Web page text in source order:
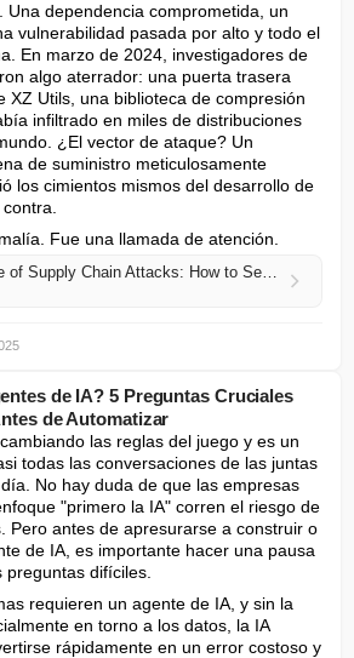
Una dependencia comprometida, un
vulnerabilidad pasada por alto y todo el
En marzo de 2024, investigadores de
algo aterrador: una puerta trasera
XZ Utils, una biblioteca de compresión
infiltrado en miles de distribuciones
¿El vector de ataque? Un
de suministro meticulosamente
los cimientos mismos del desarrollo de
Fue una llamada de atención.
CI/CD in the Age of Supply Chain Attacks: How to Secure Every Commit
de IA? 5 Preguntas Cruciales
de Automatizar
las reglas del juego y es un
todas las conversaciones de las juntas
No hay duda de que las empresas
"primero la IA" corren el riesgo de
Pero antes de apresurarse a construir o
de IA, es importante hacer una pausa
difíciles.
requieren un agente de IA, y sin la
en torno a los datos, la IA
rápidamente en un error costoso y